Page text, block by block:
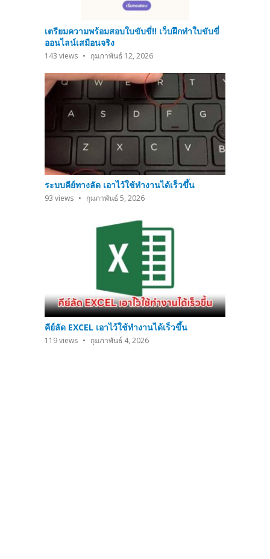
เตรียมความพร้อมสอบใบขับขี่!! เว็บฝึกทำใบขับขี่
ออนไลน์เสมือนจริง
143 views กุมภาพันธ์ 12, 2026
ระบบคีย์ทางลัด เอาไว้ใช้ทำงานได้เร็วขึ้น
93 views กุมภาพันธ์ 5, 2026
คีย์ลัด EXCEL เอาไว้ใช้ทำงานได้เร็วขึ้น
119views กุมภาพันธ์ 4, 2026